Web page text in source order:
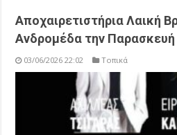
Αποχαιρετιστήρια Λαική
Ανδρομέδα την Παρασκευή
03/06/2026 22:02 Τοπικά